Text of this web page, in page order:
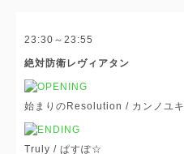
23:30～23:55
絶対防衛レヴィアタン
始まりのResolution / カンノユキ
Truly / ぱすぽ☆